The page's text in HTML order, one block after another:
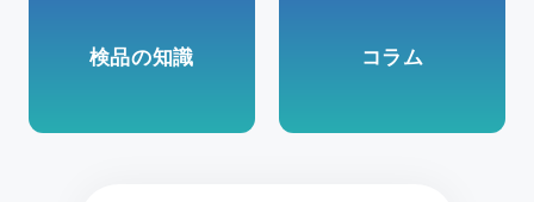
検品の知識 コラム